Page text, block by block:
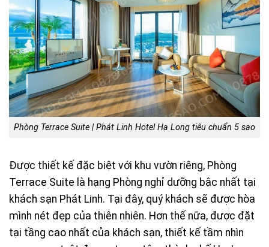
Phòng Terrace Suite | Phát Linh Hotel Hạ Long tiêu chuẩn 5 sao
Được thiết kế đặc biệt với khu vườn riêng, Phòng
Terrace Suite là hạng Phòng nghỉ dưỡng bậc nhất tại
khách sạn Phát Linh. Tại đây, quý khách sẽ được hòa
mình nét đẹp của thiên nhiên. Hơn thế nữa, được đặt
tại tầng cao nhất của khách sạn, thiết kế tầm nhìn